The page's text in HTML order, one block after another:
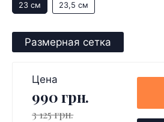
23 см 23,5 см
Размерная сетка
Цена
990 грн.
3 125 грн.